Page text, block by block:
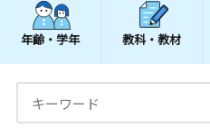
年齢・学年 教科・教材